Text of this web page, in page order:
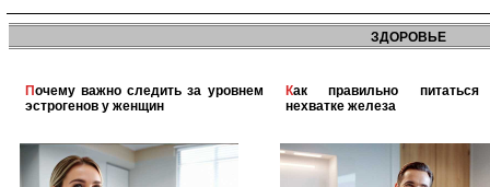
ЗДОРОВЬЕ
Почему важно следить за уровнем
эстрогенов у женщин
Как правильно питаться при
нехватке железа